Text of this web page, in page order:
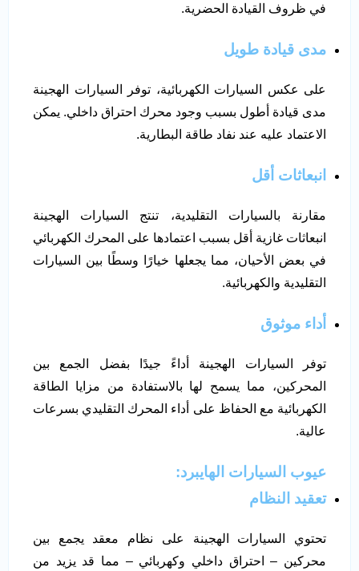
في ظروف القيادة الحضرية.
مدى قيادة طويل
على عكس السيارات الكهربائية، توفر السيارات الهجينة
مدى قيادة أطول بسبب وجود محرك احتراق داخلي. يمكن
الاعتماد عليه عند نفاد طاقة البطارية.
انبعاثات أقل
مقارنة بالسيارات التقليدية، تنتج السيارات الهجينة
انبعاثات غازية أقل بسبب اعتمادها على المحرك الكهربائي
في بعض الأحيان، مما يجعلها خيارًا وسطًا بين السيارات
التقليدية والكهربائية.
أداء موثوق
توفر السيارات الهجينة أداءً جيدًا بفضل الجمع بين
المحركين، مما يسمح لها بالاستفادة من مزايا الطاقة
الكهربائية مع الحفاظ على أداء المحرك التقليدي بسرعات
عالية.
عيوب السيارات الهايبرد:
تعقيد النظام
تحتوي السيارات الهجينة على نظام معقد يجمع بين
محركين – احتراق داخلي وكهربائي – مما قد يزيد من